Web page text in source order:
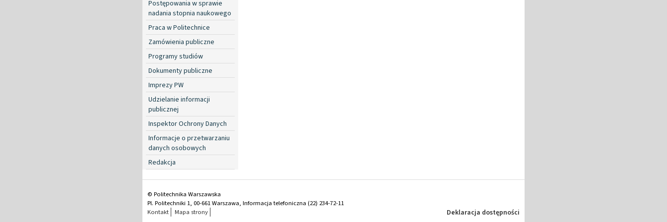
Postępowania w sprawie
nadania stopnia naukowego
Praca w Politechnice
Zamówienia publiczne
Programy studiów
Dokumenty publiczne
Imprezy PW
Udzielanie informacji
publicznej
Inspektor Ochrony Danych
Informacje o przetwarzaniu
danych osobowych
Redakcja
© Politechnika Warszawska
Pl. Politechniki 1, 00-661 Warszawa, Informacja telefoniczna (22) 234-72-11
Kontakt
Mapa strony Deklaracja dostępności